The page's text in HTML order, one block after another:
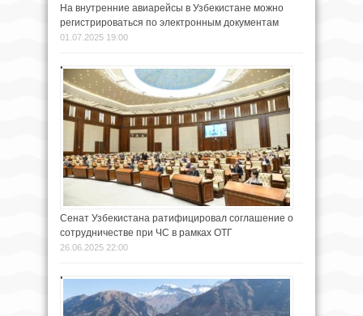
На внутренние авиарейсы в Узбекистане можно
регистрироваться по электронным документам
01.07.2025 19:00
Сенат Узбекистана ратифицировал соглашение о
сотрудничестве при ЧС в рамках ОТГ
26.06.2025 22:00